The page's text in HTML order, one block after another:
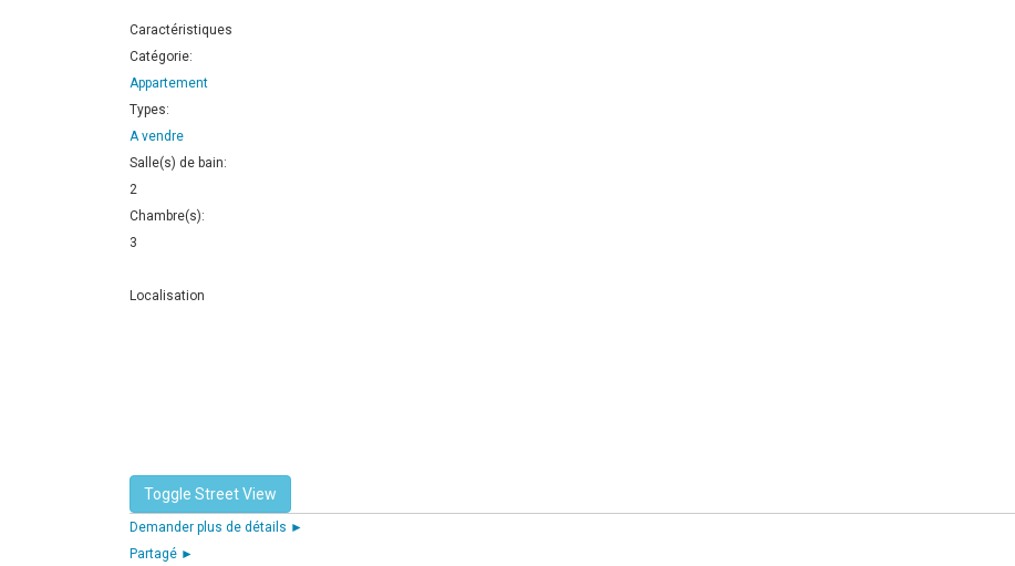
Caractéristiques
Catégorie:
Appartement
Types:
A vendre
Salle(s) de bain:
2
Chambre(s):
3
Localisation
Demander plus de détails ►
Partagé ►